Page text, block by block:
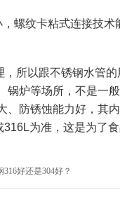
纹卡粘式连接技术
以跟不锈钢水管的
锅炉等场所， 不是一
、防锈蚀能力好，其
为准，这是为了食
316好还是304好？